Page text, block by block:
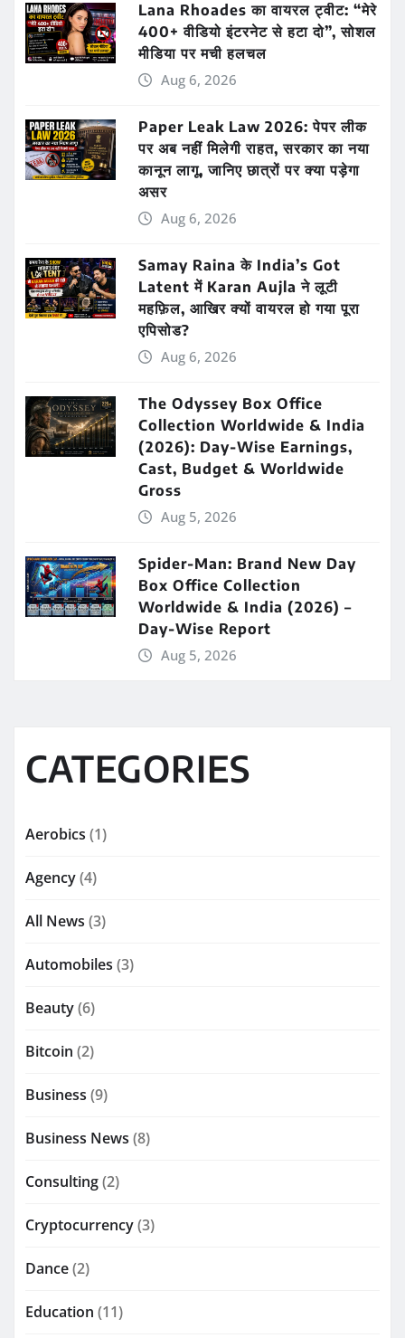
Lana Rhoades का वायरल ट्वीट: “मेरे
400+ वीडियो इंटरनेट से हटा दो”, सोशल
मीडिया पर मची हलचल
Aug 6, 2026
Paper Leak Law 2026: पेपर लीक
पर अब नहीं मिलेगी राहत, सरकार का नया
कानून लागू, जानिए छात्रों पर क्या पड़ेगा
असर
Aug 6, 2026
Samay Raina के India’s Got
Latent में Karan Aujla ने लूटी
महफ़िल, आखिर क्यों वायरल हो गया पूरा
एपिसोड?
Aug 6, 2026
The Odyssey Box Office
Collection Worldwide & India
(2026): Day-Wise Earnings,
Cast, Budget & Worldwide
Gross
Aug 5, 2026
Spider-Man: Brand New Day
Box Office Collection
Worldwide & India (2026) –
Day-Wise Report
Aug 5, 2026
CATEGORIES
Aerobics (1)
Agency(4)
All News (3)
Automobiles (3)
Beauty(6)
Bitcoin (2)
Business (9)
Business News (8)
Consulting(2)
Cryptocurrency(3)
Dance(2)
Education (11)